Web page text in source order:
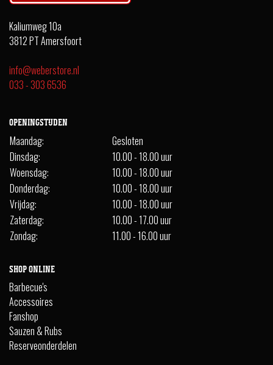
Kaliumweg 10a
3812 PT Amersfoort
info@weberstore.nl
033 - 303 6536
OPENINGSTIJDEN
Maandag:
Gesloten
Dinsdag:
10.00 - 18.00 uur
Woensdag:
10.00 - 18.00 uur
Donderdag:
10.00 - 18.00 uur
Vrijdag:
10.00 - 18.00 uur
Zaterdag:
10.00 - 17.00 uur
Zondag:
11.00 - 16.00 uur
SHOP ONLINE
Barbecue's
Accessoires
Fanshop
Sauzen & Rubs
Reserveonderdelen